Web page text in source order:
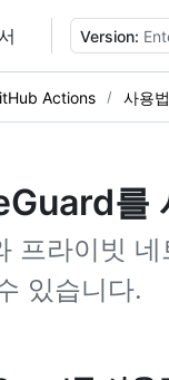
Version:
Actions 사용법
를
프라이빗
있습니다.